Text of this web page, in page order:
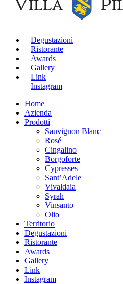
Degustazioni
Ristorante
Awards
Gallery
Link
Instagram
Home
Azienda
Prodotti
Sauvignon Blanc
Rosé
Cingalino
Borgoforte
Cypresses
Sant’Adele
Vivaldaia
Syrah
Vinsanto
Olio
Territorio
Degustazioni
Ristorante
Awards
Gallery
Link
Instagram